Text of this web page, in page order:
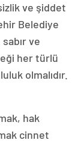
ve şiddet
Belediye
ve
her türlü
olmalıdır.
hak
cinnet